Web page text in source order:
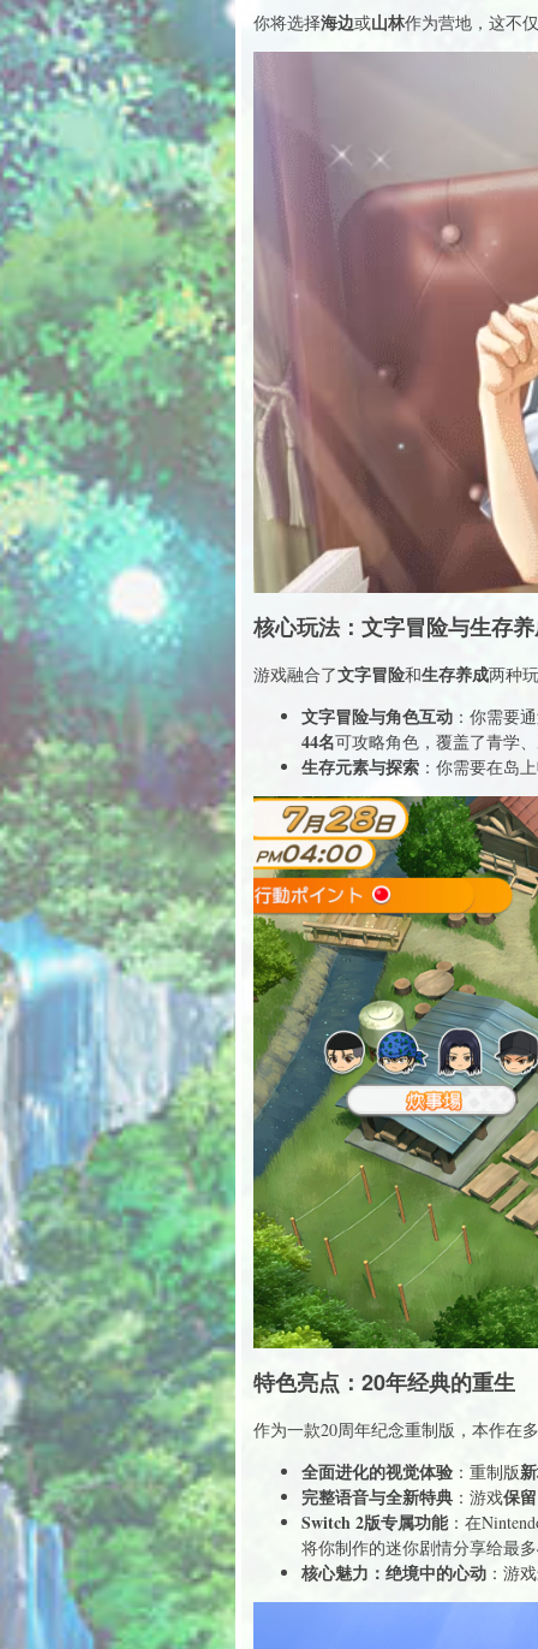
你将选择海边或山林作为营地，这不
核心玩法：文字冒险与生存
游戏融合了文字冒险和生存养成两种
文字冒险与角色互动 ：你需要
44名可攻略角色，覆盖了青学
生存元素与探索 ：你需要在岛上
特色亮点：20年经典的重生
作为一款20周年纪念重制版，本作在
全面进化的视觉体验 ：重制版
完整语音与全新特典 ：游戏保
Switch 2版专属功能：在
将你制作的迷你剧情分享给最
核心魅力：绝境中的心动 ：游